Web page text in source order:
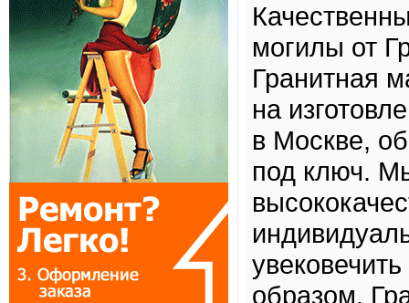
могилы от
Гранитная
на
в Москве,
под ключ.
образом.